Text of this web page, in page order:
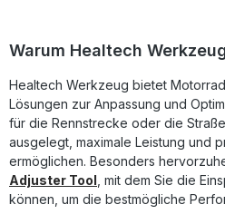
ABS]2007 -
2009SuzukiGSF1250 S/SA
2011SuzukiGSR600 [ABS]2006 -
ABS]2008 -
2013SuzukiGSX1250FA2010 -
Hayabusa1999 -
2009SuzukiGSX-R6002001 -
2010SuzukiGSX-R10002001 -
- 2012SuzukiIntruder M8002005
C15002005 -
Warum Healtech
Healtech Werkzeug bietet
Lösungen zur Anpassung und
für die Rennstrecke oder die
ausgelegt, maximale Leistung und
ermöglichen. Besonders
Adjuster Tool , mit dem Sie die
können, um die bestmögliche